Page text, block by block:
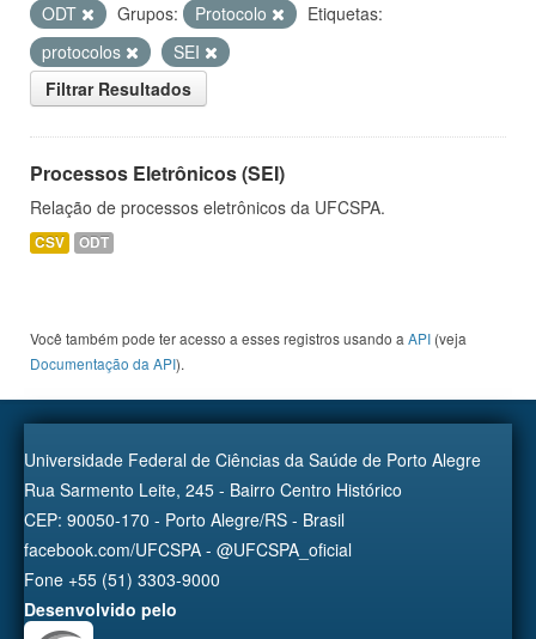
ODT
Grupos: Protocolo
Etiquetas:
protocolos
SEI
Filtrar Resultados
Processos Eletrônicos (SEI)
Relação de processos eletrônicos da UFCSPA.
CSV ODT
Você também pode ter acesso a esses registros usando a API (veja
Documentação da API).
Universidade Federal de Ciências da Saúde de Porto Alegre
Rua Sarmento Leite, 245 - Bairro Centro Histórico
CEP: 90050-170 - Porto Alegre/RS - Brasil
facebook.com/UFCSPA - @UFCSPA_oficial
Fone +55 (51) 3303-9000
Desenvolvido pelo